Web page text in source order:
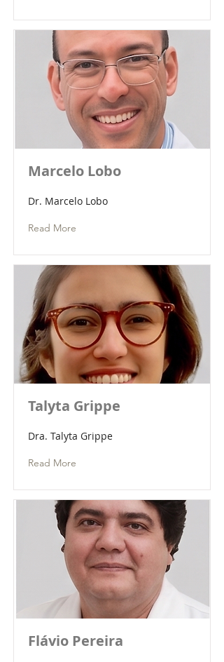
Marcelo Lobo
Dr. Marcelo Lobo
Read More
Talyta Grippe
Dra. Talyta Grippe
Read More
Flávio Pereira